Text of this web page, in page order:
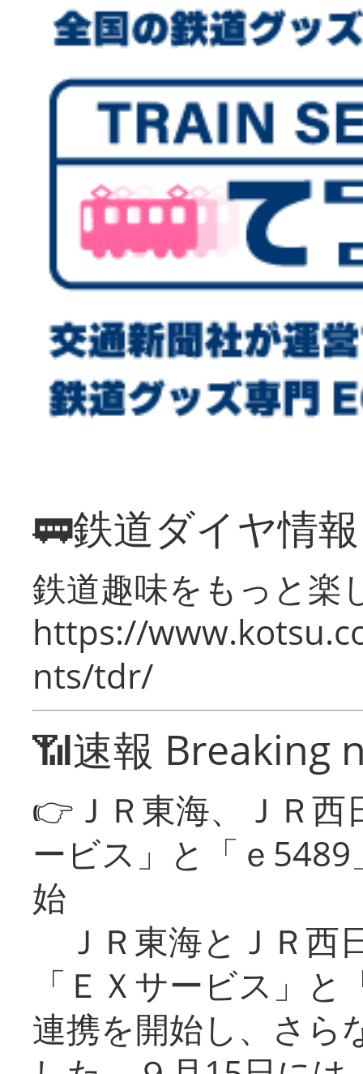
🚃鉄道ダイヤ情
鉄道趣味をもっと楽
https://
nts/tdr/
📶速報 Breaking
👉ＪＲ東海、ＪＲ
ービス」と「ｅ
始
ＪＲ東海とＪＲ西
「ＥＸサービス」
連携を開始し、さら